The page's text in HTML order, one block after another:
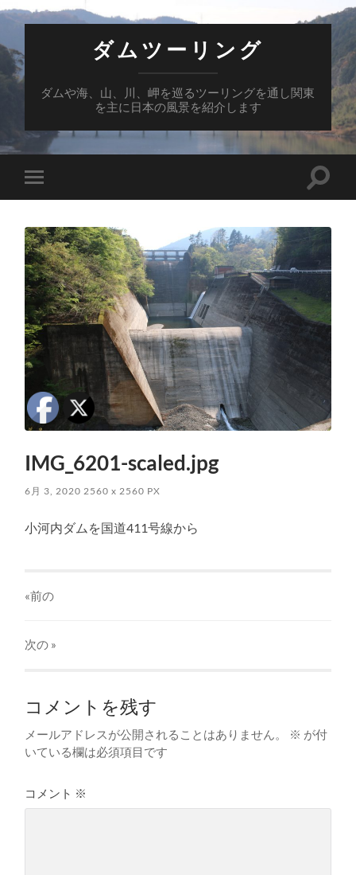
ダムツーリング
ダムや海、山、川、岬を巡るツーリングを通し関東
を主に日本の風景を紹介します
モ
バ
ル
メ
ニ
ュ
ー
を
切
り
替
え
る
検
ー
ド
を
り
替
え
る
IMG_6201-scaled.jpg
6月 3, 2020 2560x 2560 PX
小河内ダムを国道411号線から
«前の
次の »
コメントを残す
メールアドレスが公開されることはありません。 ※ が付
いている欄は必須項目です
コメント ※